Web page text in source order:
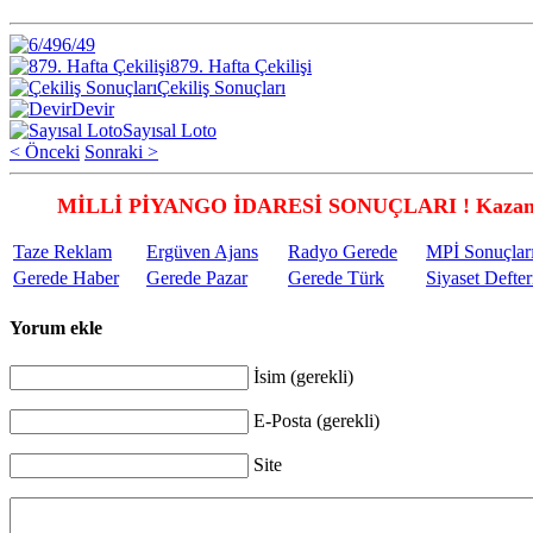
6/49
879. Hafta Çekilişi
Çekiliş Sonuçları
Devir
Sayısal Loto
< Önceki Sonraki >
MİLLİ PİYANGO İDARESİ SONUÇLARI !
Taze Reklam Ergüven Ajans Radyo Gerede
MPİ Sonuçları
Gerede Haber
Gerede Pazar Gerede Türk Siyaset
Yorum ekle
İsim (gerekli)
E-Posta (gerekli)
Site